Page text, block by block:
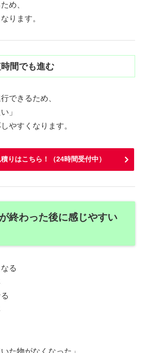
め、
ります。
間でも進む
できるため、
」
やすくなります。
りはこちら！（24時間受付中）
終わった後に感じやすい
る
た物がなくなった」